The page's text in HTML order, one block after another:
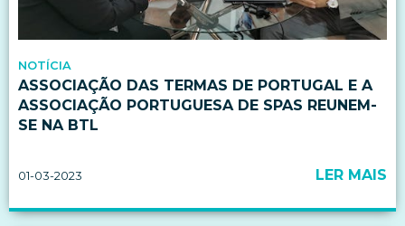
NOTÍCIA
ASSOCIAÇÃO DAS TERMAS DE PORTUGAL E A
ASSOCIAÇÃO PORTUGUESA DE SPAS REUNEM-
SE NA BTL
01-03-2023 LER MAIS